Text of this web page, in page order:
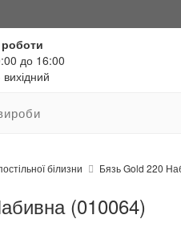
роботи
до 16:00
білизни Бязь Gold 220
(010064)